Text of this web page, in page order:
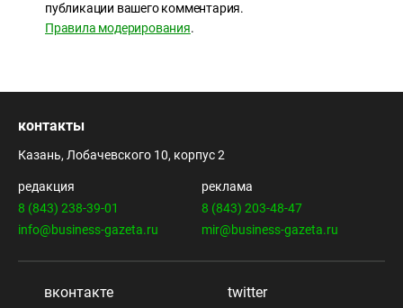
публикации вашего комментария.
Правила модерирования.
контакты
Казань, Лобачевского 10, корпус 2
редакция
8 (843) 238-39-01
info@business-gazeta.ru
реклама
8 (843) 203-48-47
mir@business-gazeta.ru
вконтакте twitter